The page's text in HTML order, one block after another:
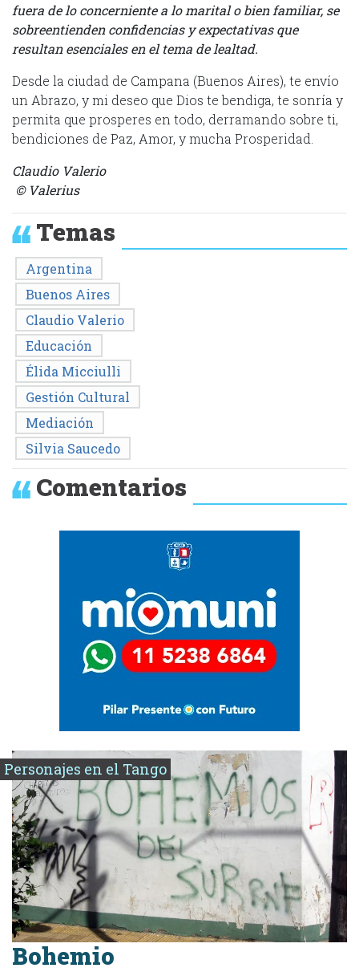
fuera de lo concerniente a lo marital o bien familiar, se
sobreentienden confidencias y expectativas que
resultan esenciales en el tema de lealtad.
Desde la ciudad de Campana (Buenos Aires), te envío
un Abrazo, y mi deseo que Dios te bendiga, te sonría y
permita que prosperes en todo, derramando sobre ti,
bendiciones de Paz, Amor, y mucha Prosperidad.
Claudio Valerio
© Valerius
Temas
Argentina
Buenos Aires
Claudio Valerio
Educación
Élida Micciulli
Gestión Cultural
Mediación
Silvia Saucedo
Comentarios
Personajes en el Tango
Bohemio